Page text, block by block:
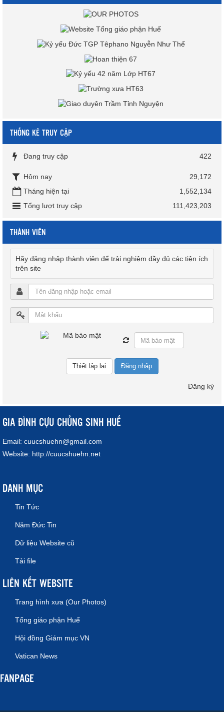
THỐNG KÊ TRUY CẬP
Đang truy cập 422
Hôm nay
29,172
Tháng hiện tại
1,552,134
Tổng lượt truy cập
111,423,203
THÀNH VIÊN
Hãy đăng nhập thành viên để trải nghiệm đầy đủ các tiện ích
trên site
Đăng nhập
Đăng ký
GIA ĐÌNH CỰU CHỦNG SINH HUẾ
Email: cuucshuehn@gmail.com
Website: http://cuucshuehn.net
DANH MỤC
Tin Tức
Năm Đức Tin
Dữ liệu Website cũ
Tải file
LIÊN KẾT WEBSITE
Trang hình xưa (Our Photos)
Tổng giáo phận Huế
Hội đồng Giám mục VN
Vatican News
FANPAGE